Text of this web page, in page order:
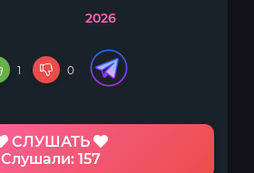
2026
1 0
СЛУШАТЬ
Слушали: 157